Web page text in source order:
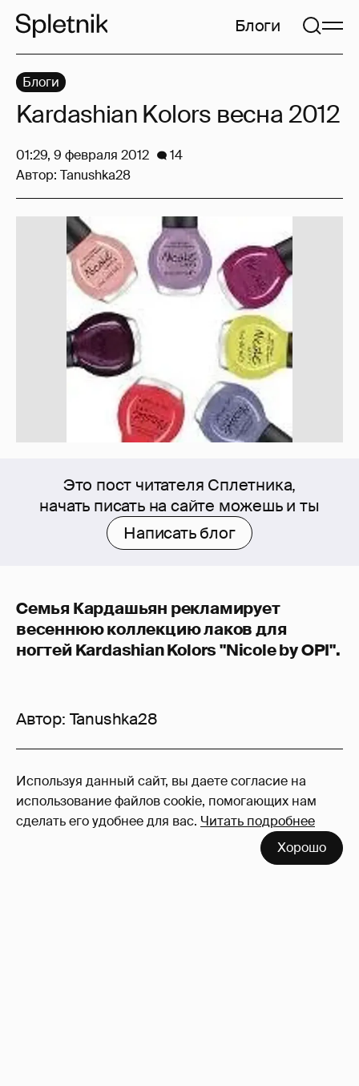
Используя данный сайт, вы даете согласие на
использование файлов cookie, помогающих нам
сделать его удобнее для вас. Читать подробнее
Хорошо
Блоги
Это пост читателя Сплетника,
начать писать на сайте можешь и ты
Написать блог
Семья Кардашьян рекламирует
весеннюю коллекцию лаков для
ногтей Kardashian Kolors "Nicole by OPI".
Автор: Tanushka28
Блоги
Kardashian Kolors весна 2012
01:29, 9 февраля 2012
14
Автор: Tanushka28
14
Войдите в аккаунт, чтобы читать и
оставлять комментарии